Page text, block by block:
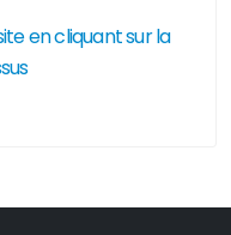
en cliquant sur la